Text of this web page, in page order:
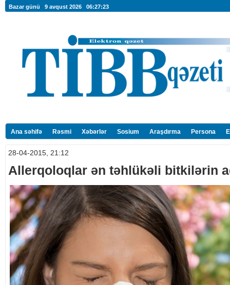
Bazar günü 9 avqust 2026 06:27:24
Ana səhifə Rəsmi Xəbərlər Sosium Araşdırma Persona
28-04-2015, 21:12
Allerqoloqlar ən təhlükəli bitkilərin